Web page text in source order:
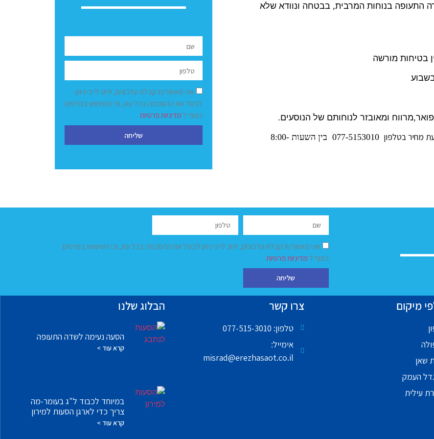
התעופה בנוחות המרבית, בבטחה ונוודא שלא
בטיחות מורשה
,מרווח ומאובזר לנוחותם של הנוסעים.
מחיר בטלפון
077-5153010 בין השעות 8:00-
אני מאשר/ת קבלת עדכונים, ידוע לי כי ניתן
לבטל את ההסכמה בכל עת, וכי השימוש בפרטים
כפוף למדיניות פרטיות
שליחה
אני מאשר/ת קבלת עדכונים, ידוע לי כי ניתן לבטל את ההסכמה בכל עת, וכי השימוש בפרטים
כפוף למדיניות פרטיות
שליחה
מיקום
שאן
העמק
עילית
צרו קשר
טלפון: 077-515-3010
אימייל:
misrad@erezhasaot.co.il
הבלוג שלנו
הסעה נעימה לשדה התעופה
קרא עוד >
במיוחד לכבוד ל"ג בעומר-מה
צריך כדי לארגן הסעות למירון
קרא עוד >